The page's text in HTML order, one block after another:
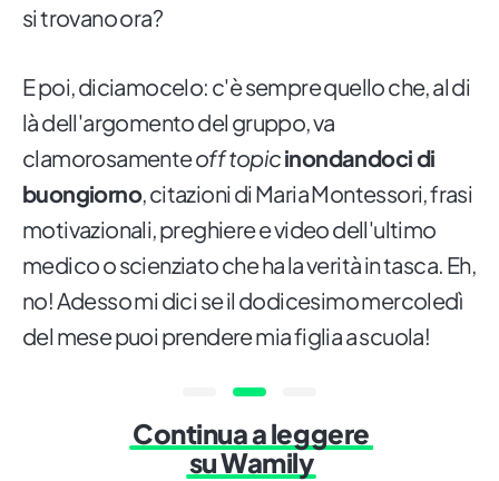
si trovano ora?
E poi, diciamocelo: c'è sempre quello che, al di
là dell'argomento del gruppo, va
clamorosamenteoff topicinondandoci di
buongiorno, citazioni di Maria Montessori, frasi
motivazionali, preghiere e video dell'ultimo
medico o scienziato che ha la verità in tasca. Eh,
no! Adesso mi dici se il dodicesimo mercoledì
del mese puoi prendere mia figlia a scuola!
Continua a leggere
su Wamily